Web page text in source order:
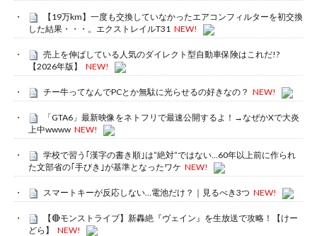
【19万km】一度も交換していなかったエアコンフィルターを初交換
した結果・・・。エクストレイルT31 NEW!
売上を伸ばしている人気のダイレクト型自動車保険はこれだ!?
【2026年版】
NEW!
チー牛ってなんでPCとか無駄に光らせるの好きなの？ NEW!
「GTA6」最新映像をネトフリで最速公開するよ！→なぜかXで大炎
上中wwww NEW!
学校で習う｢漢字の書き順｣は”絶対”ではない…60年以上前に作られ
た文部省の｢手びき｣が基準となったワケ NEW!
スマートキーが反応しない…電池だけ？｜見るべき3つ NEW!
【🔴モンストライブ】新轟絶『ヴェイン』を生放送で攻略！【けー
どら】
NEW!